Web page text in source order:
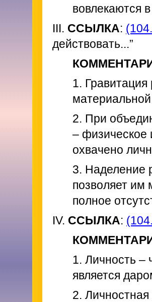
вовлекаются
III. ССЫЛКА:
действовать...”
1.
2. При
–
охвачено
3. Наделение
позволяет им
полное
IV. ССЫЛКА:
1. Личность –
является
2. Личностная